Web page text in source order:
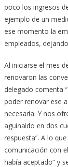
poco los ingresos
ejemplo de un
ese momento la
empleados,
Al iniciarse el mes
renovaron las
delegado comenta
poder renovar ese
necesaria. Y nos
aguinaldo en dos
respuesta”. A lo
comunicación con
había aceptado” y